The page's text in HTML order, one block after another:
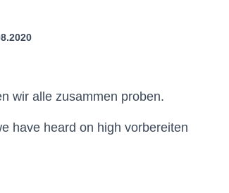
wir alle zusammen proben.
have heard on high vorbereiten